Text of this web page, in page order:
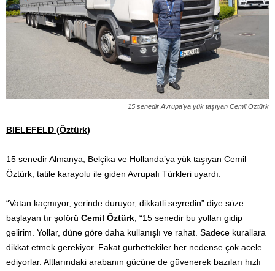
15 senedir Avrupa'ya yük taşıyan Cemil Öztürk
BIELEFELD (Öztürk)
15 senedir Almanya, Belçika ve Hollanda’ya yük taşıyan Cemil
Öztürk, tatile karayolu ile giden Avrupalı Türkleri uyardı.
“Vatan kaçmıyor, yerinde duruyor, dikkatli seyredin” diye söze
başlayan tır şoförü Cemil Öztürk , “15 senedir bu yolları gidip
gelirim. Yollar, düne göre daha kullanışlı ve rahat. Sadece kurallara
dikkat etmek gerekiyor. Fakat gurbettekiler her nedense çok acele
ediyorlar. Altlarındaki arabanın gücüne de güvenerek bazıları hızlı